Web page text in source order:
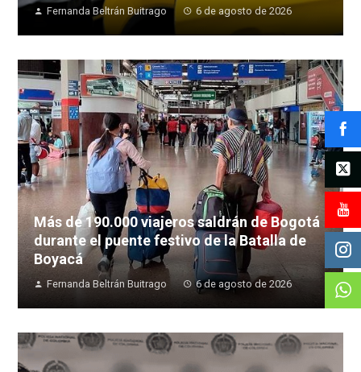
Fernanda Beltrán Buitrago 6 de agosto de 2026
Más de 190.000 viajeros saldrán de Bogotá
durante el puente festivo de la Batalla de
Boyacá
Fernanda Beltrán Buitrago 6 de agosto de 2026